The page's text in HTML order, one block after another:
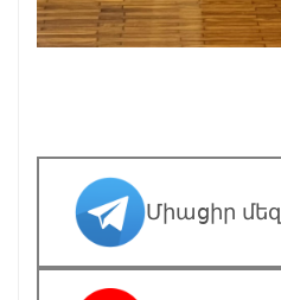
Միացիր մեզ